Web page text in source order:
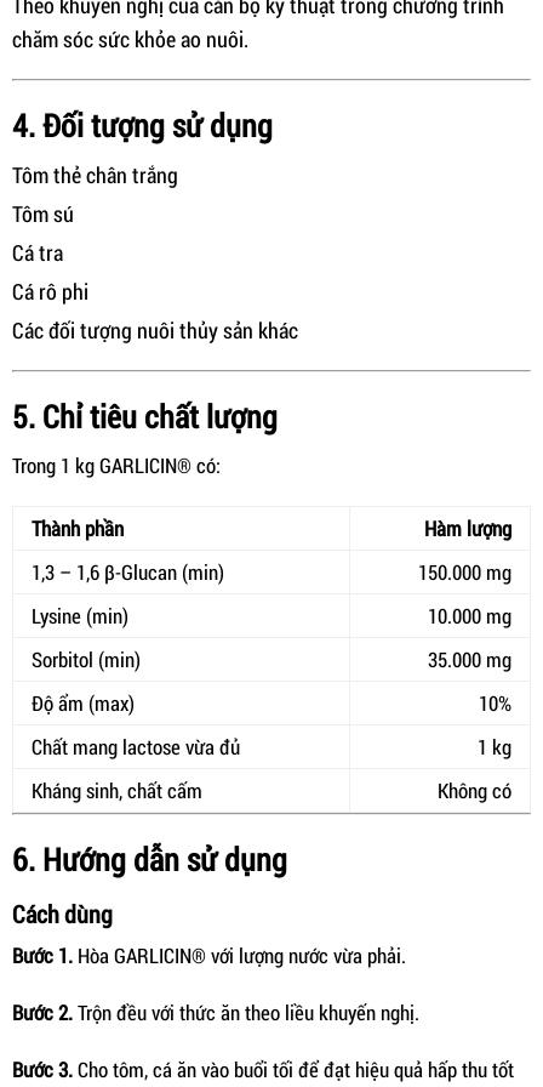
chăm sóc sức khỏe ao nuôi.
4. Đối tượng sử dụng
Tôm thẻ chân trắng
Tôm sú
Cá tra
Cá rô phi
Các đối tượng nuôi thủy sản khác
5. Chỉ tiêu chất lượng
Trong 1 kg GARLICIN® có:
Thành phần
Hàm lượng
1,3 – 1,6 β-Glucan (min)
150.000 mg
Lysine (min)
10.000 mg
Sorbitol (min)
35.000 mg
Độ ẩm (max)
10%
Chất mang lactose vừa đủ
1 kg
Kháng sinh, chất cấm
Không có
6. Hướng dẫn sử dụng
Cách dùng
Bước 1. Hòa GARLICIN® với lượng nước vừa phải.
Bước 2.Trộn đều với thức ăn theo liều khuyến nghị.
Bước 3.Cho tôm, cá ăn vào buổi tối để đạt hiệu quả hấp thu tốt